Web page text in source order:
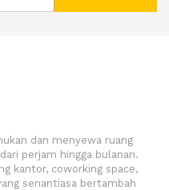
dan menyewa ruang
perjam hingga bulanan.
kantor, coworking space,
senantiasa bertambah